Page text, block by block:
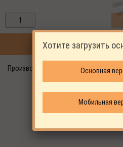
ПРОДОЛЖИТЬ
Производитель: EKOMAK
Хотите загрузить
Основная
Мобильная